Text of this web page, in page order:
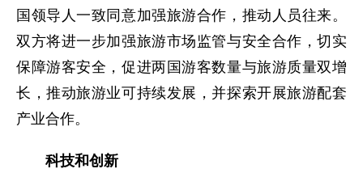
国领导人一致同意加强旅游合作，推动人员往来。
双方将进一步加强旅游市场监管与安全合作，切实
保障游客安全，促进两国游客数量与旅游质量双增
长，推动旅游业可持续发展，并探索开展旅游配套
产业合作。
科技和创新